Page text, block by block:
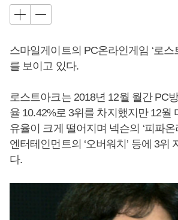
스마일게이트의 PC온라인게임 ‘로스
를 보이고 있다.
로스트아크는 2018년 12월 월간 PC
율 10.42%로 3위를 차지했지만 12월
유율이 크게 떨어지며 넥슨의 ‘피파온
엔터테인먼트의 ‘오버워치’ 등에 3위
다.